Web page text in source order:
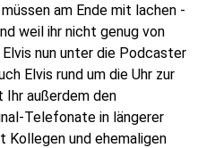
am Ende mit lachen -
weil ihr nicht genug von
nun unter die Podcaster
Elvis rund um die Uhr zur
Ihr außerdem den
Telefonate in längerer
Kollegen und ehemaligen